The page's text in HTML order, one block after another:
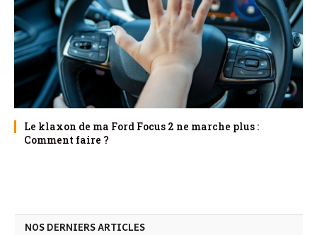
Le klaxon de ma Ford Focus 2 ne marche plus :
Comment faire ?
NOS DERNIERS ARTICLES